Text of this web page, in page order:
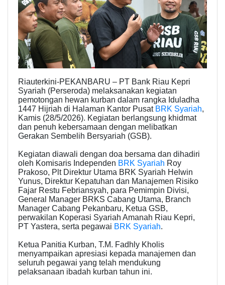
Riauterkini-PEKANBARU – PT Bank Riau Kepri
Syariah (Perseroda) melaksanakan kegiatan
pemotongan hewan kurban dalam rangka Iduladha
1447 Hijriah di Halaman Kantor Pusat BRK Syariah,
Kamis (28/5/2026). Kegiatan berlangsung khidmat
dan penuh kebersamaan dengan melibatkan
Gerakan Sembelih Bersyariah (GSB).
Kegiatan diawali dengan doa bersama dan dihadiri
oleh Komisaris Independen BRK Syariah Roy
Prakoso, Plt Direktur Utama BRK Syariah Helwin
Yunus, Direktur Kepatuhan dan Manajemen Risiko
Fajar Restu Febriansyah, para Pemimpin Divisi,
General Manager BRKS Cabang Utama, Branch
Manager Cabang Pekanbaru, Ketua GSB,
perwakilan Koperasi Syariah Amanah Riau Kepri,
PT Yastera, serta pegawai BRK Syariah.
Ketua Panitia Kurban, T.M. Fadhly Kholis
menyampaikan apresiasi kepada manajemen dan
seluruh pegawai yang telah mendukung
pelaksanaan ibadah kurban tahun ini.